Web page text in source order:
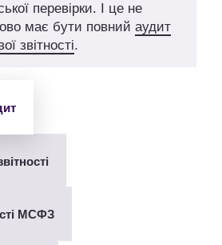
перевірки. І це не
має бути повний аудит
звітності.
МСФЗ